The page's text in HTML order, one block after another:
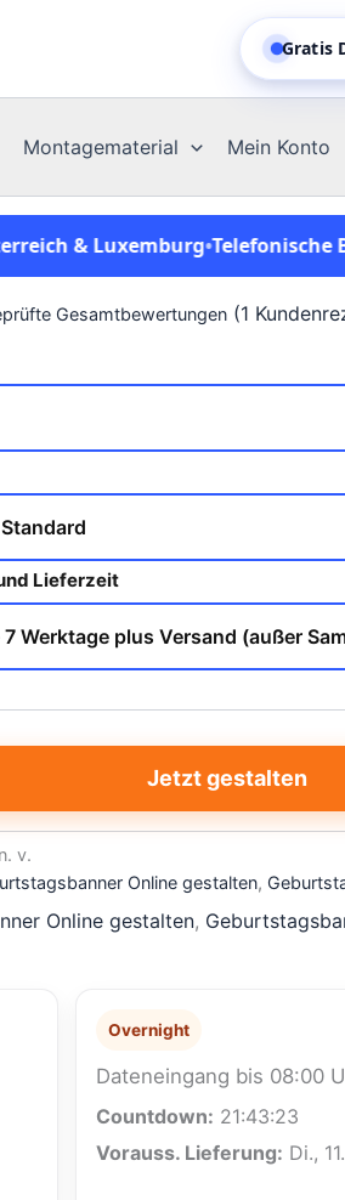
Montagematerial Mein Konto
& Luxemburg•Telefonische
Gesamtbewertungen (1
Lieferzeit
Jetzt gestalten
n. v.
Online gestalten,
Online gestalten,
Overnight
Dateneingang bis 08:00
Countdown: 21:43:22
Vorauss. Lieferung: Di.,